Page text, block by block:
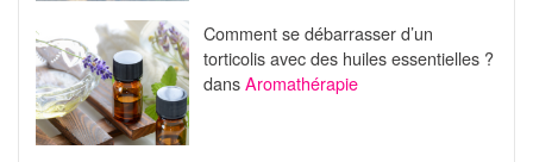
Comment se débarrasser d’un
torticolis avec des huiles essentielles ?
dansAromathérapie